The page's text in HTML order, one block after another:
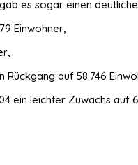
es sogar einen
Einwohner,
auf 58.746
ein leichter Zuwachs auf